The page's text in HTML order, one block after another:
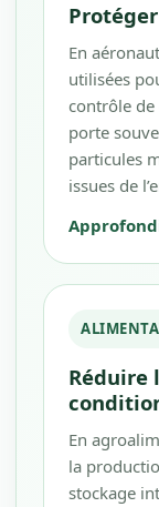
En
utilisées
contrôle
porte
particules
issues de
Réduire
En
la
stockage